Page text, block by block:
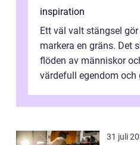
inspiration
Ett väl valt stängsel
markera en gräns. Det
flöden av människor
värdefull egendom
31 juli